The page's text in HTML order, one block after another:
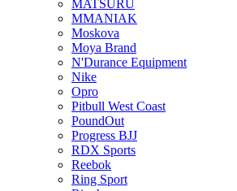
MATSURU
MMANIAK
Moskova
Moya Brand
N'Durance Equipment
Nike
Opro
Pitbull West Coast
PoundOut
Progress BJJ
RDX Sports
Reebok
Ring Sport